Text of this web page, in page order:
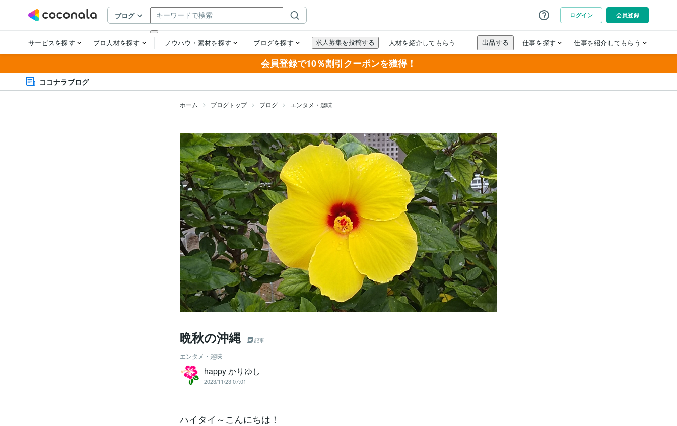
会員登録で10％割引クーポンを獲得！
ココナラブログ
ホーム ブログトップ ブログ エンタメ・趣味
晩秋の沖縄 記事
エンタメ・趣味
happy かりゆし
2023/11/23 07:01
ハイタイ～こんにちは！